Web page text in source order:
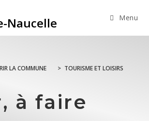
Naucelle Menu
LA COMMUNE > TOURISME ET LOISIRS
à faire